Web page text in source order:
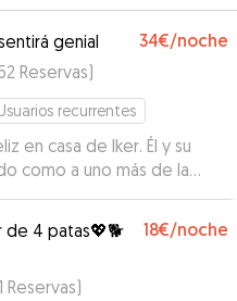
sentirá genial 34€/noche
Reservas)
recurrentes
en casa de Iker. Él y su
como a uno más de la
han mantenido al
todo momento con
era la primera vez que
y seguro que tampoco
asko, familia!
de 4 patas💖🐕
18€/noche
1 Reservas)